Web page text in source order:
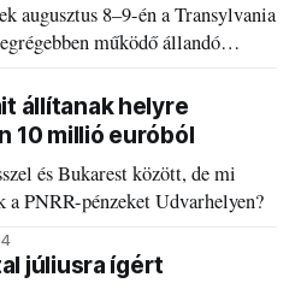
augusztus 8–9-én a Transylvania
működő állandó
állítanak helyre
10 millió euróból
és Bukarest között, de mi
PNRR-pénzeket Udvarhelyen?
júliusra ígért